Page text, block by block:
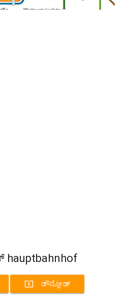
hauptbahnhof
system_update_alt ಡೌನ್ಲೋಡ್